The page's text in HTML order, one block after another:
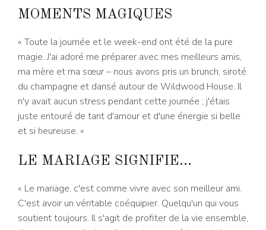
MOMENTS MAGIQUES
« Toute la journée et le week-end ont été de la pure
magie. J'ai adoré me préparer avec mes meilleurs amis,
ma mère et ma sœur – nous avons pris un brunch, siroté
du champagne et dansé autour de Wildwood House. Il
n'y avait aucun stress pendant cette journée ; j'étais
juste entouré de tant d'amour et d'une énergie si belle
et si heureuse. «
LE MARIAGE SIGNIFIE…
« Le mariage, c'est comme vivre avec son meilleur ami.
C'est avoir un véritable coéquipier. Quelqu'un qui vous
soutient toujours. Il s'agit de profiter de la vie ensemble,